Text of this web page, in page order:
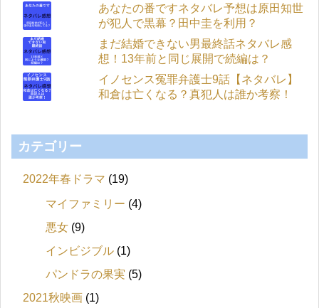
あなたの番ですネタバレ予想は原田知世
が犯人で黒幕？田中圭を利用？
まだ結婚できない男最終話ネタバレ感
想！13年前と同じ展開で続編は？
イノセンス冤罪弁護士9話【ネタバレ】
和倉は亡くなる？真犯人は誰か考察！
カテゴリー
2022年春ドラマ (19)
マイファミリー (4)
悪女 (9)
インビジブル (1)
パンドラの果実 (5)
2021秋映画 (1)